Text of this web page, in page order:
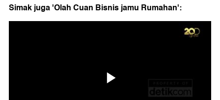
Simak juga 'Olah Cuan Bisnis jamu Rumahan':